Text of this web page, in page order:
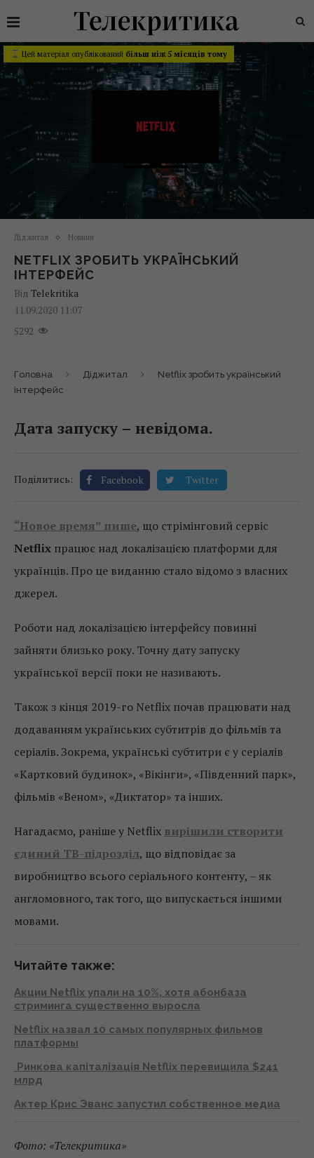
Цей матеріал опублікований більш ніж 5 місяців тому
Діджитал Новини
NETFLIX ЗРОБИТЬ УКРАЇНСЬКИЙ
ІНТЕРФЕЙС
Від Telekritika
11.09.2020 11:07
5292
Головна Діджитал
Netflix зробить український
інтерфейс
Дата запуску – невідома.
Поділитись: Facebook Twitter
“Новое время” пише, що стрімінговий сервіс
Netflix працює над локалізацією платформи для
українців. Про це виданню стало відомо з власних
джерел.
Роботи над локалізацією інтерфейсу повинні
зайняти близько року. Точну дату запуску
української версії поки не називають.
Також з кінця 2019-го Netflix почав працювати над
додаванням українських субтитрів до фільмів та
серіалів. Зокрема, українські субтитри є у серіалів
«Картковий будинок», «Вікінги», «Південний парк»,
фільмів «Веном», «Диктатор» та інших.
Нагадаємо, раніше у Netflix вирішили створити
єдиний ТВ-підрозділ, що відповідає за
виробництво всього серіального контенту, – як
англомовного, так того, що випускається іншими
мовами.
Читайте также:
Акции Netflix упали на 10%, хотя абонбаза
стриминга существенно выросла
Netflix назвал 10 самых популярных фильмов
платформы
Ринкова капіталізація Netflix перевищила $241
млрд
Актер Крис Эванс запустил собственное медиа
Фото: «Телекритика»